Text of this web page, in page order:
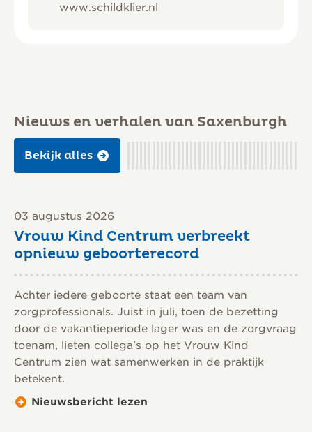
www.schildklier.nl
Nieuws en verhalen van Saxenburgh
Bekijk alles
03 augustus 2026
Vrouw Kind Centrum verbreekt
opnieuw geboorterecord
Achter iedere geboorte staat een team van
zorgprofessionals. Juist in juli, toen de bezetting
door de vakantieperiode lager was en de zorgvraag
toenam, lieten collega's op het Vrouw Kind
Centrum zien wat samenwerken in de praktijk
betekent.
Nieuwsbericht lezen